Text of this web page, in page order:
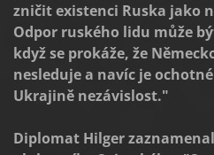
zničit existenci Ruska jako
Odpor ruského lidu může
když se prokáže, že
nesleduje a navíc je
Ukrajině nezávislost."
Diplomat Hilger